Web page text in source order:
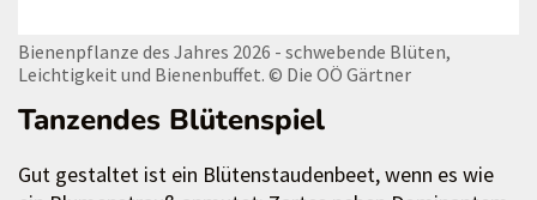
Bienenpflanze des Jahres 2026 - schwebende Blüten,
Leichtigkeit und Bienenbuffet. © Die OÖ Gärtner
Tanzendes Blütenspiel
Gut gestaltet ist ein Blütenstaudenbeet, wenn es wie